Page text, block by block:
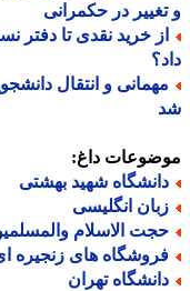
در حکمرانی
خرید نقدی تا دفتر نسیه؛
و انتقال
داغ:
شهید بهشتی
انگلیسی
الاسلام والمسلمین
های زنجیره ای
تهران